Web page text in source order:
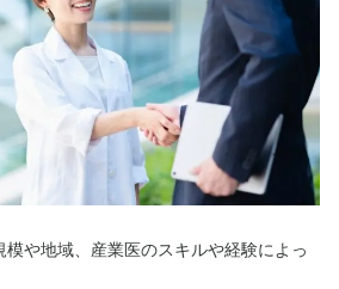
や地域、産業医のスキルや経験によっ